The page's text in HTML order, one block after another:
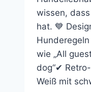
wissen,
hat. 💙
wie „All
dog“✔
Weiß mit